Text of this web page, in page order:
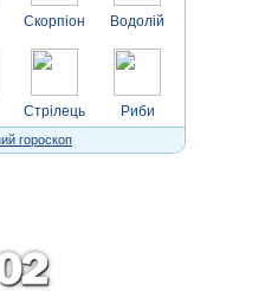
Скорпіон
Стрілець
Водолій
Риби
гороскоп